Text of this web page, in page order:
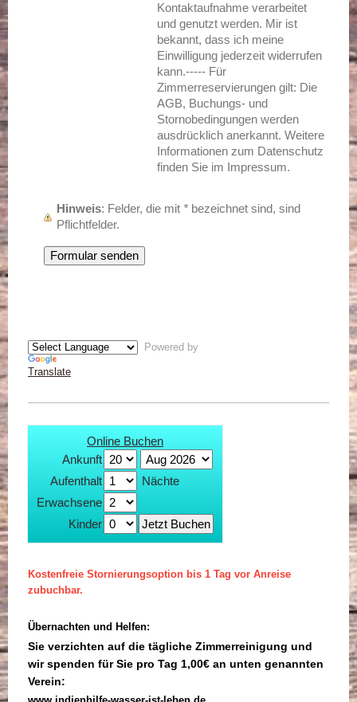
Kontaktaufnahme verarbeitet
und genutzt werden. Mir ist
bekannt, dass ich meine
Einwilligung jederzeit widerrufen
kann.----- Für
Zimmerreservierungen gilt: Die
AGB, Buchungs- und
Stornobedingungen werden
ausdrücklich anerkannt. Weitere
Informationen zum Datenschutz
finden Sie im Impressum.
Hinweis : Felder, die mit * bezeichnet sind, sind
Pflichtfelder.
Powered by
Translate
Online Buchen
Ankunft
Aufenthalt
Nächte
Erwachsene
Kinder
Kostenfreie Stornierungsoption bis 1 Tag vor Anreise
zubuchbar.
Übernachten und Helfen:
Sie verzichten auf die tägliche Zimmerreinigung und
wir spenden für Sie pro Tag 1,00€ an unten genannten
Verein: